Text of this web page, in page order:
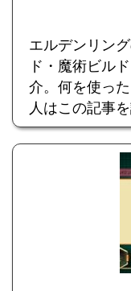
エルデンリン
ド・魔術ビル
介。何を使っ
人はこの記事